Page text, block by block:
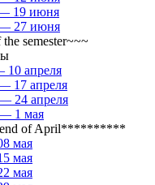
19 июня
27 июня
semester~~~
10 апреля
17 апреля
24 апреля
— 1 мая
of April**********
мая
мая
мая